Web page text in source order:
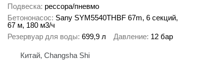
Подвеска рессора/пневмо
Бетононасос Sany SYM5540THBF 67m, 6 секций,
67 м, 180 м3/ч
Резервуар для воды 699,9 л Давление 12 бар
Китай, Changsha Shi